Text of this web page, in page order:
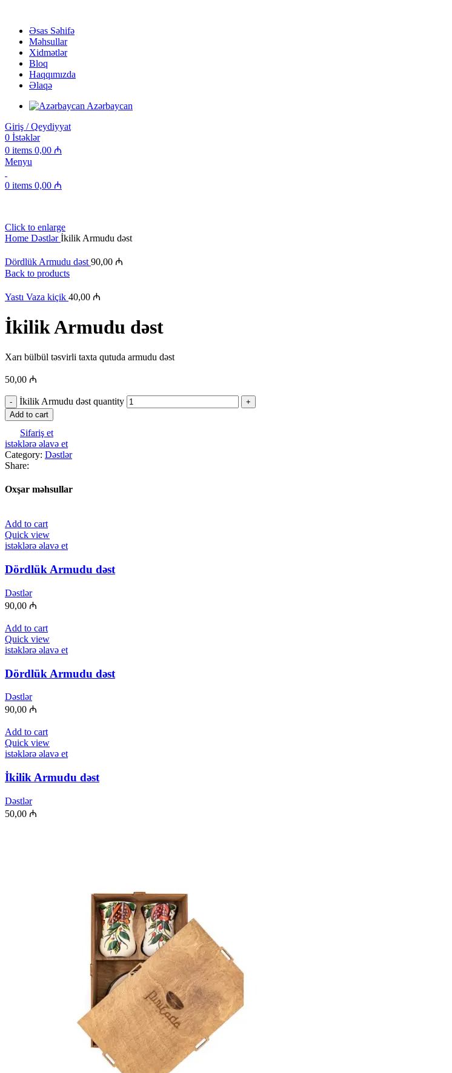
Əsas Səhifə
Məhsullar
Xidmətlər
Bloq
Haqqımızda
Əlaqə
Azərbaycan
Giriş / Qeydiyyat
0 İstəklər
0 items 0,00 ₼
Menyu
0 items 0,00 ₼
Click to enlarge
Home Dəstlərİkilik Armudu dəst
Dördlük Armudu dəst 90,00 ₼
Back to products
Yastı Vaza kiçik 40,00 ₼
İkilik Armudu dəst
Xarı bülbül təsvirli taxta qutuda armudu dəst
50,00 ₼
İkilik Armudu dəst quantity
Add to cart
Sifariş et
istəklərə əlavə et
Category: Dəstlər
Share:
Oxşar məhsullar
Add to cart
Quick view
istəklərə əlavə et
Dördlük Armudu dəst
Dəstlər
90,00 ₼
Add to cart
Quick view
istəklərə əlavə et
Dördlük Armudu dəst
Dəstlər
90,00 ₼
Add to cart
Quick view
istəklərə əlavə et
İkilik Armudu dəst
Dəstlər
50,00 ₼